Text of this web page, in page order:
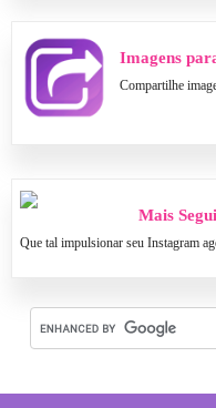
Imagens
Compartilhe
Mais
Que tal impulsionar seu Instagram